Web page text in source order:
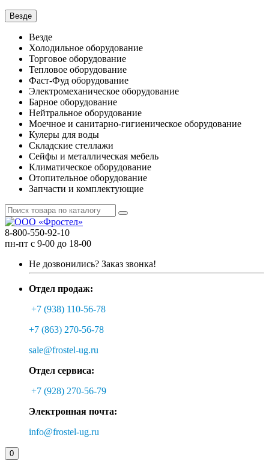
Везде
Везде
Холодильное оборудование
Торговое оборудование
Тепловое оборудование
Фаст-Фуд оборудование
Электромеханическое оборудование
Барное оборудование
Нейтральное оборудование
Моечное и санитарно-гигиеническое оборудование
Кулеры для воды
Складские стеллажи
Сейфы и металлическая мебель
Климатическое оборудование
Отопительное оборудование
Запчасти и комплектующие
8-800-550-92-10
пн-пт с 9-00 до 18-00
Не дозвонились? Заказ звонка!
Отдел продаж:
+7 (938) 110-56-78
+7 (863) 270-56-78
sale@frostel-ug.ru
Отдел сервиса:
+7 (928) 270-56-79
Электронная почта:
info@frostel-ug.ru
0